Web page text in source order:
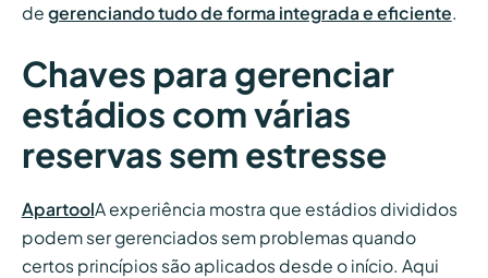
de gerenciando tudo de forma integrada e eficiente.
Chaves para gerenciar
estádios com várias
reservas sem estresse
ApartoolA experiência mostra que estádios divididos
podem ser gerenciados sem problemas quando
certos princípios são aplicados desde o início. Aqui